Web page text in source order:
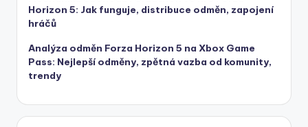
Horizon 5: Jak funguje, distribuce odměn, zapojení
hráčů
Analýza odměn Forza Horizon 5 na Xbox Game
Pass: Nejlepší odměny, zpětná vazba od komunity,
trendy